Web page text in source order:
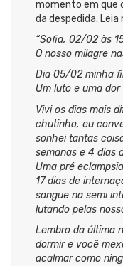
momento em que
da despedida. Leia
“Sofia, 02/02 às
O nosso milagre
Dia 05/02 minha
Um luto e uma
Vivi os dias mais
chutinho, eu
sonhei tantas
semanas e 4 dias
Uma pré
17 dias de
sangue na semi
lutando pelas
Lembro da última
dormir e você
acalmar como